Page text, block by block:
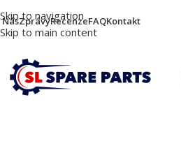
Skip to navigation
Skip to main content
NásZprávyRecenzeFAQKontakt